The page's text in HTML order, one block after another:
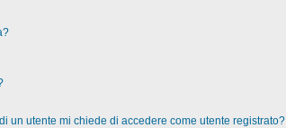
un utente mi chiede di accedere come utente registrato?